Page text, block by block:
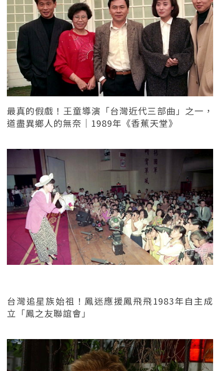
最真的假戲！王童導演「台灣近代三部曲」之一，
道盡異鄉人的無奈｜1989年《香蕉天堂》
台灣追星族始祖！鳳迷應援鳳飛飛1983年自主成
立「鳳之友聯誼會」